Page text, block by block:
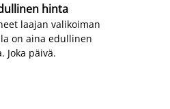
hinta
laajan valikoiman
on aina edullinen
Joka päivä.